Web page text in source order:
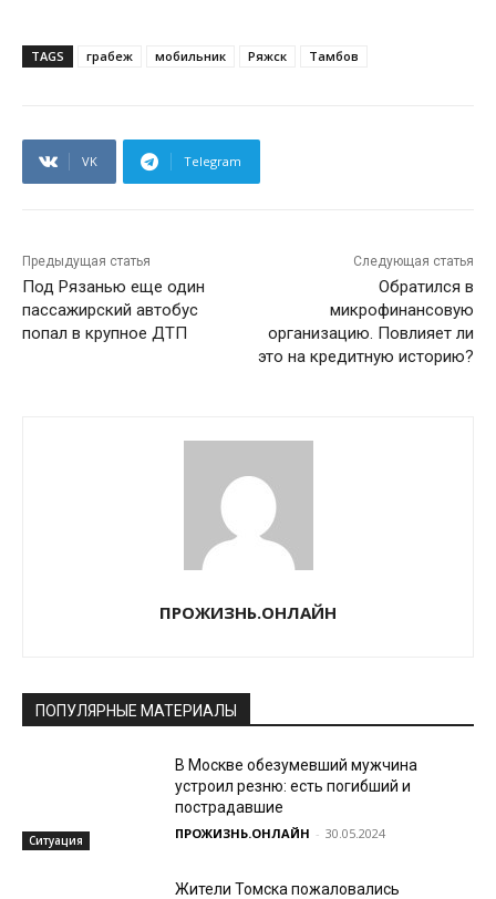
TAGS грабеж мобильник Ряжск Тамбов
VK Telegram
Предыдущая статья
Под Рязанью еще один
пассажирский автобус
попал в крупное ДТП
Следующая статья
Обратился в
микрофинансовую
организацию. Повлияет ли
это на кредитную историю?
ПРОЖИЗНЬ.ОНЛАЙН
ПОПУЛЯРНЫЕ МАТЕРИАЛЫ
Ситуация
В Москве обезумевший мужчина
устроил резню: есть погибший и
пострадавшие
ПРОЖИЗНЬ.ОНЛАЙН - 30.05.2024
Жители Томска пожаловались